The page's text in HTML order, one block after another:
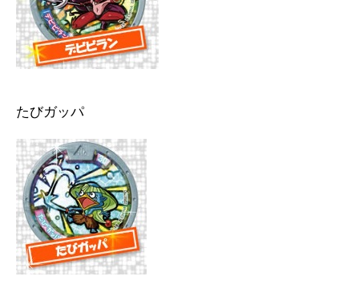
たびガッパ